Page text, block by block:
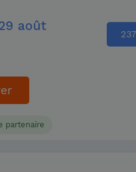
août
237
partenaire